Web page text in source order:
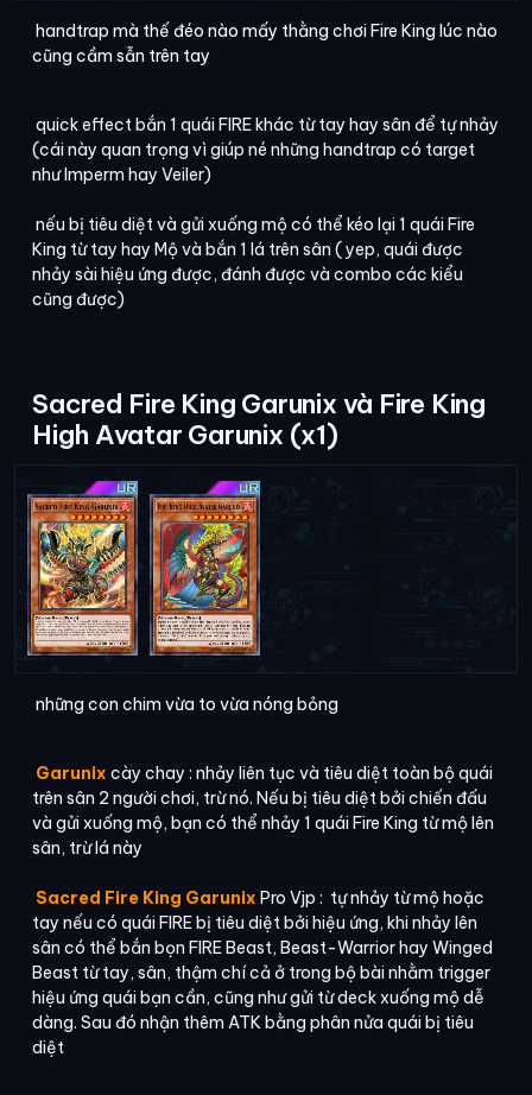
handtrap mà thế đéo nào mấy thằng chơi Fire King lúc nào
cũng cầm sẫn trên tay
quick effect bắn 1 quái FIRE khác từ tay hay sân để tự nhảy
(cái này quan trọng vì giúp né những handtrap có target
như Imperm hay Veiler)
nếu bị tiêu diệt và gửi xuống mộ có thể kéo lại 1 quái Fire
King từ tay hay Mộ và bắn 1 lá trên sân ( yep, quái được
nhảy sài hiệu ứng được, đánh được và combo các kiểu
cũng được)
Sacred Fire King Garunix và Fire King
High Avatar Garunix (x1)
những con chim vừa to vừa nóng bỏng
Garunix cày chay : nhảy liên tục và tiêu diệt toàn bộ quái
trên sân 2 người chơi, trừ nó. Nếu bị tiêu diệt bởi chiến đấu
và gửi xuống mộ, bạn có thể nhảy 1 quái Fire King từ mộ lên
sân, trừ lá này
Sacred Fire King Garunix Pro Vjp : tự nhảy từ mộ hoặc
tay nếu có quái FIRE bị tiêu diệt bởi hiệu ứng, khi nhảy lên
sân có thể bắn bọn FIRE Beast, Beast-Warrior hay Winged
Beast từ tay, sân, thậm chí cả ở trong bộ bài nhằm trigger
hiệu ứng quái bạn cần, cũng như gửi từ deck xuống mộ dễ
dàng. Sau đó nhận thêm ATK bằng phân nửa quái bị tiêu
diệt